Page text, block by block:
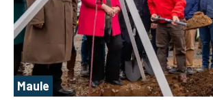
Maule